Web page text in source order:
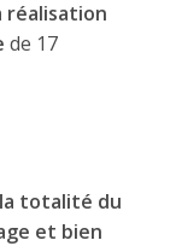
réalisation
de 17
totalité du
et bien